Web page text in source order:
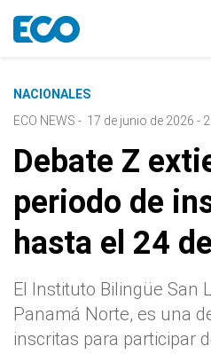
NACIONALES
ECO NEWS - 17 de junio de 2026 -
Debate Z
periodo de
hasta el 24
El Instituto Bilingüe San
Panamá Norte, es una
inscritas para participar